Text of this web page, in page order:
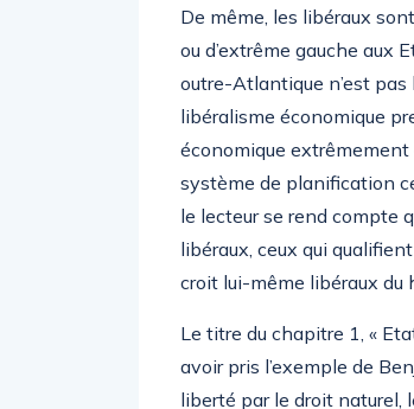
De même, les libéraux
ou d’extrême gauche aux
outre-Atlantique n’est
libéralisme économique
économique
système de planification
le lecteur se rend compte
libéraux, ceux qui
croit lui-même libéraux du
Le titre du chapitre 1, «
avoir pris l’exemple de
liberté par le droit naturel,